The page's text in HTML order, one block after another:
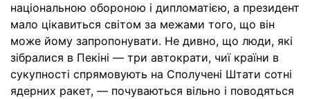
національною обороною і дипломатією, а президент
мало цікавиться світом за межами того, що він
може йому запропонувати. Не дивно, що люди, які
зібралися в Пекіні — три автократи, чиї країни в
сукупності спрямовують на Сполучені Штати сотні
ядерних ракет, — почуваються вільно і поводяться